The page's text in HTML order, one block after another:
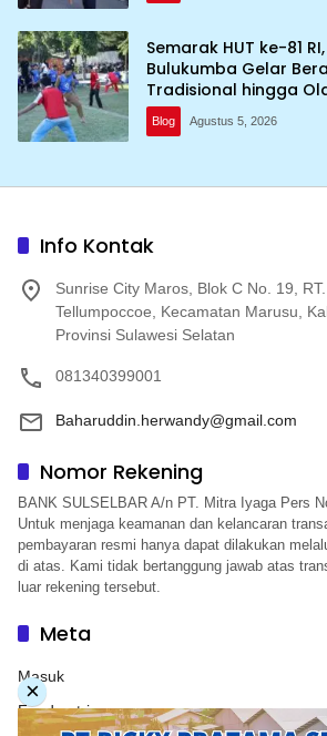
Semarak HUT ke-81
Bulukumba Gelar
Tradisional hingga
Blog Agustus 5, 2026
Info Kontak
Sunrise City Maros, Blok C No. 19,
Tellumpoccoe, Kecamatan Marusu,
Provinsi Sulawesi Selatan
081340399001
Baharuddin.herwandy@gmail.com
Nomor Rekening
BANK SULSELBAR A/n PT. Mitra Iyaga Pers
Untuk menjaga keamanan dan kelancaran
pembayaran resmi hanya dapat dilakukan
di atas. Kami tidak bertanggung jawab atas
luar rekening tersebut.
Meta
Masuk
Feed entri
×